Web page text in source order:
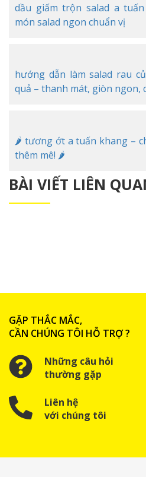
dầu giấm trộn salad a
món salad ngon chuẩn vị
hướng dẫn làm salad rau
quả – thanh mát, giòn ngon,
🌶️ tương ớt a tuấn khang –
thêm mê! 🌶️
BÀI VIẾT LIÊN
GẶP THẮC MẮC,
CẦN CHÚNG TÔI HỖ TRỢ ?
Những câu hỏi
thường gặp
Liên hệ
với chúng tôi